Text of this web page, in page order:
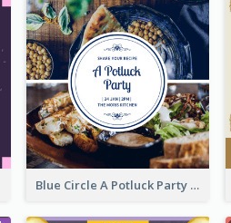
Blue Circle A Potluck Party Invitation